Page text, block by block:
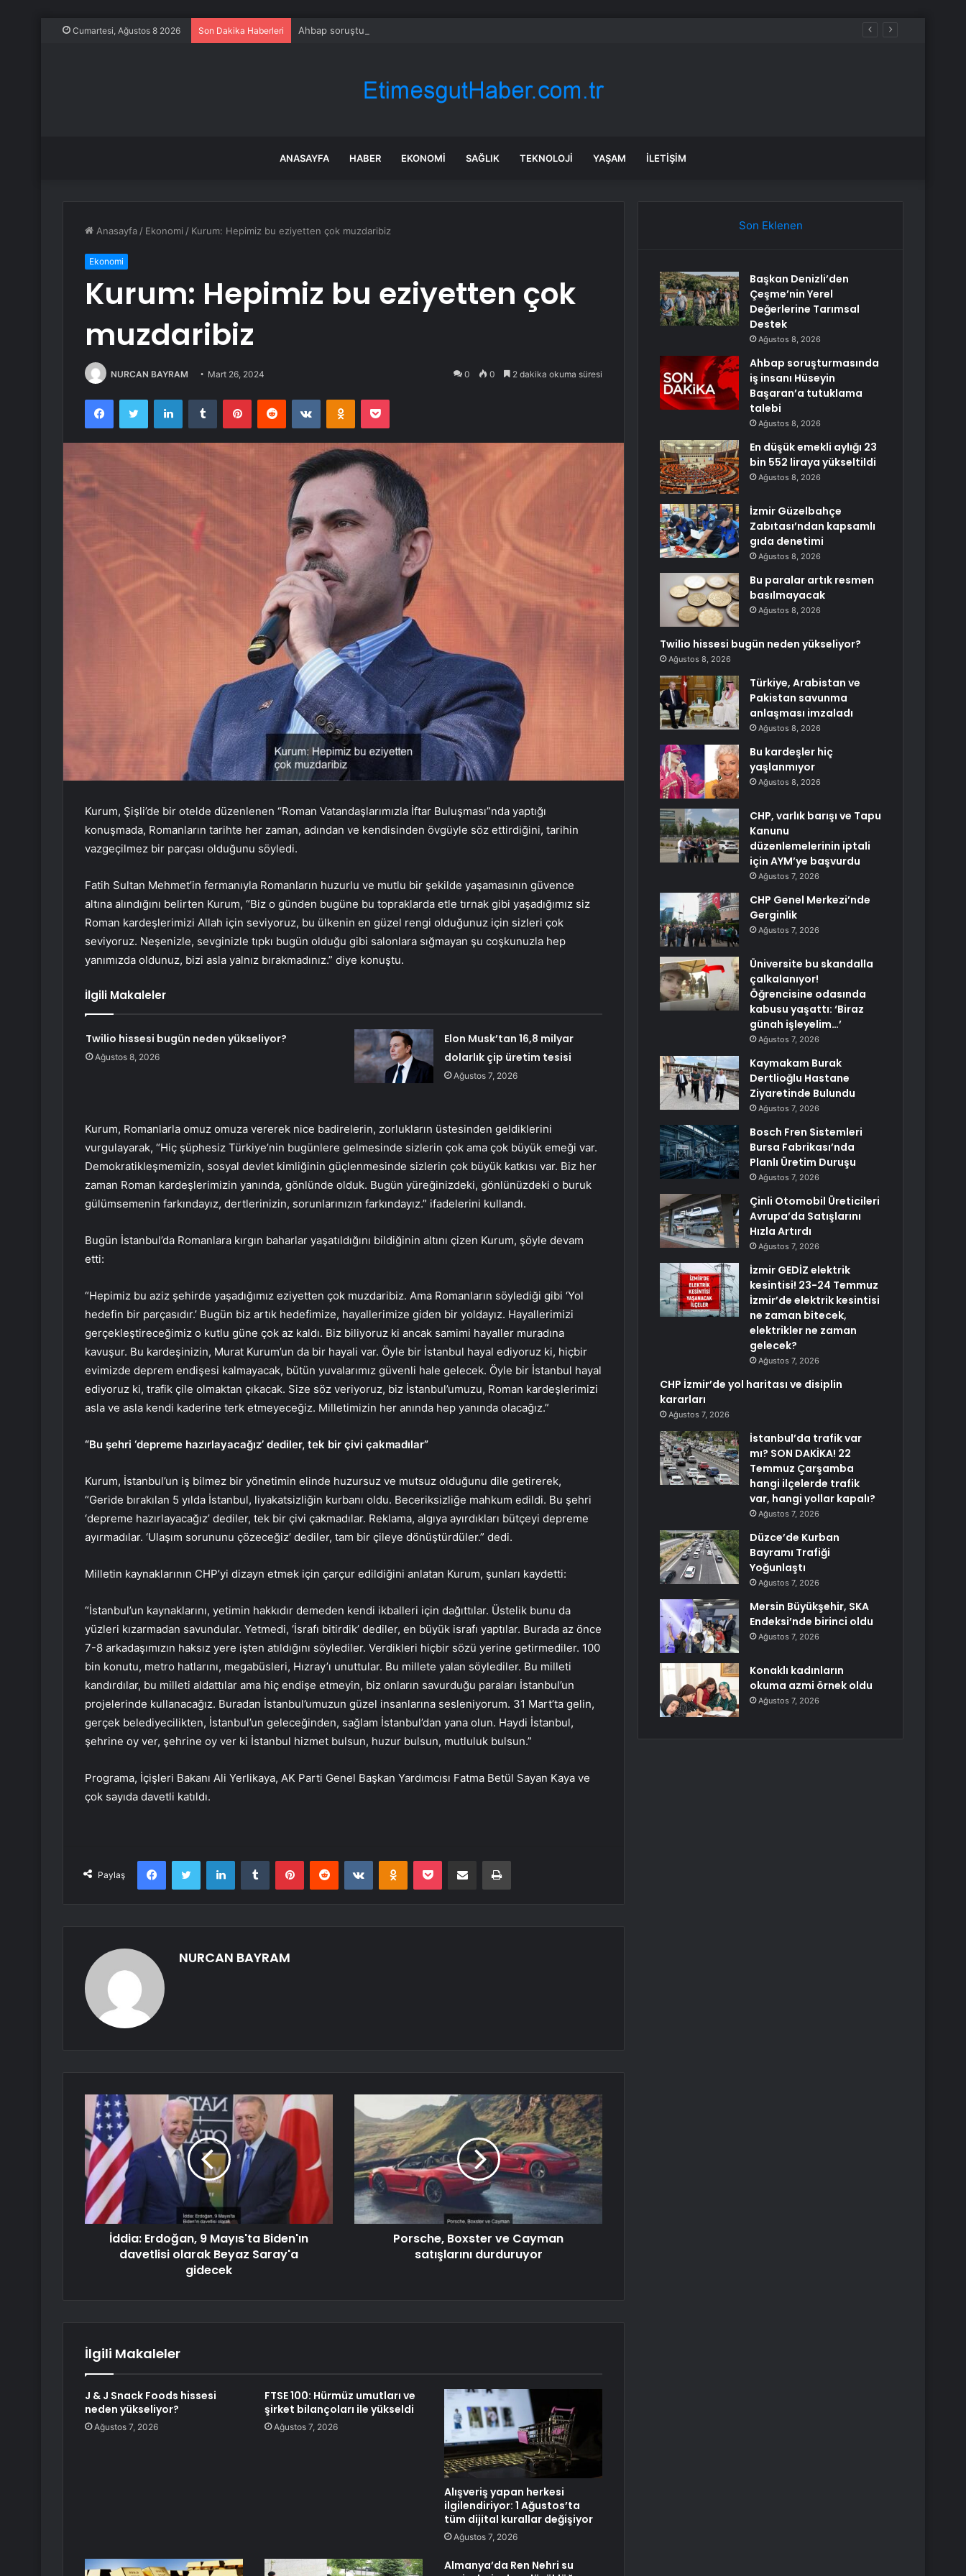
Cumartesi, Ağustos 8 2026 Son Dakika Haberleri Ahbap soruşturmasında iş insanı Hüseyin Başaran’a tutuklama talebi
ANASAYFA HABER EKONOMI SAĞLIK TEKNOLOJI YAŞAM İLETIŞIM
Anasayfa / Ekonomi / Kurum: Hepimiz bu eziyetten çok muzdaribiz
Ekonomi
Kurum: Hepimiz bu eziyetten çok
muzdaribiz
NURCAN BAYRAM Mart 26, 2024 0 0 2 dakika okuma süresi
FacebookTwitter LinkedInTumblr PinterestReddit VKontakteOdnoklassniki
Pocket
Kurum, Şişli’de bir otelde düzenlenen “Roman Vatandaşlarımızla İftar Buluşması”nda yaptığı
konuşmada, Romanların tarihte her zaman, adından ve kendisinden övgüyle söz ettirdiğini, tarihin
vazgeçilmez bir parçası olduğunu söyledi.
Fatih Sultan Mehmet’in fermanıyla Romanların huzurlu ve mutlu bir şekilde yaşamasının güvence
altına alındığını belirten Kurum, “Biz o günden bugüne bu topraklarda etle tırnak gibi yaşadığımız siz
Roman kardeşlerimizi Allah için seviyoruz, bu ülkenin en güzel rengi olduğunuz için sizleri çok
seviyoruz. Neşenizle, sevginizle tıpkı bugün olduğu gibi salonlara sığmayan şu coşkunuzla hep
yanımızda oldunuz, bizi asla yalnız bırakmadınız.” diye konuştu.
İlgili Makaleler
Twilio hissesi bugün neden yükseliyor?
Ağustos 8, 2026
Elon Musk’tan 16,8 milyar
dolarlık çip üretim tesisi
Ağustos 7, 2026
Kurum, Romanlarla omuz omuza vererek nice badirelerin, zorlukların üstesinden geldiklerini
vurgulayarak, “Hiç şüphesiz Türkiye’nin bugünlere gelmesinde sizlerin çok ama çok büyük emeği var.
Demokratikleşmemizin, sosyal devlet kimliğinin güçlenmesinde sizlerin çok büyük katkısı var. Biz her
zaman Roman kardeşlerimizin yanında, gönlünde olduk. Bugün yüreğinizdeki, gönlünüzdeki o buruk
gülümsemenin farkındayız, dertlerinizin, sorunlarınızın farkındayız.” ifadelerini kullandı.
Bugün İstanbul’da Romanlara kırgın baharlar yaşatıldığını bildiğinin altını çizen Kurum, şöyle devam
etti:
“Hepimiz bu aziz şehirde yaşadığımız eziyetten çok muzdaribiz. Ama Romanların söylediği gibi ‘Yol
hedefin bir parçasıdır.’ Bugün biz artık hedefimize, hayallerimize giden bir yoldayız. Hayallerimizi
gerçekleştireceğimiz o kutlu güne çok az kaldı. Biz biliyoruz ki ancak samimi hayaller muradına
kavuşur. Bu kardeşinizin, Murat Kurum’un da bir hayali var. Öyle bir İstanbul hayal ediyoruz ki, hiçbir
evimizde deprem endişesi kalmayacak, bütün yuvalarımız güvenli hale gelecek. Öyle bir İstanbul hayal
ediyoruz ki, trafik çile olmaktan çıkacak. Size söz veriyoruz, biz İstanbul’umuzu, Roman kardeşlerimizi
asla ve asla kendi kaderine terk etmeyeceğiz. Milletimizin her anında hep yanında olacağız.”
“Bu şehri ‘depreme hazırlayacağız’ dediler, tek bir çivi çakmadılar”
Kurum, İstanbul’un iş bilmez bir yönetimin elinde huzursuz ve mutsuz olduğunu dile getirerek,
“Geride bırakılan 5 yılda İstanbul, liyakatsizliğin kurbanı oldu. Beceriksizliğe mahkum edildi. Bu şehri
‘depreme hazırlayacağız’ dediler, tek bir çivi çakmadılar. Reklama, algıya ayırdıkları bütçeyi depreme
ayırmadılar. ‘Ulaşım sorununu çözeceğiz’ dediler, tam bir çileye dönüştürdüler.” dedi.
Milletin kaynaklarının CHP’yi dizayn etmek için çarçur edildiğini anlatan Kurum, şunları kaydetti:
“İstanbul’un kaynaklarını, yetimin hakkıdır demeden kendi ikballeri için dağıttılar. Üstelik bunu da
yüzleri kızarmadan savundular. Yetmedi, ‘İsrafı bitirdik’ dediler, en büyük israfı yaptılar. Burada az önce
7-8 arkadaşımızın haksız yere işten atıldığını söylediler. Verdikleri hiçbir sözü yerine getirmediler. 100
bin konutu, metro hatlarını, megabüsleri, Hızray’ı unuttular. Bu millete yalan söylediler. Bu milleti
kandırdılar, bu milleti aldattılar ama hiç endişe etmeyin, biz onların savurduğu paraları İstanbul’un
projelerinde kullanacağız. Buradan İstanbul’umuzun güzel insanlarına sesleniyorum. 31 Mart’ta gelin,
gerçek belediyecilikten, İstanbul’un geleceğinden, sağlam İstanbul’dan yana olun. Haydi İstanbul,
şehrine oy ver, şehrine oy ver ki İstanbul hizmet bulsun, huzur bulsun, mutluluk bulsun.”
Programa, İçişleri Bakanı Ali Yerlikaya, AK Parti Genel Başkan Yardımcısı Fatma Betül Sayan Kaya ve
çok sayıda davetli katıldı.
Paylaş
FacebookTwitter LinkedInTumblr PinterestReddit VKontakteOdnoklassniki
Pocket E-Posta ile paylaş Yazdır
NURCAN BAYRAM
İddia: Erdoğan, 9 Mayıs'ta Biden'ın
davetlisi olarak Beyaz Saray'a
gidecek
Porsche, Boxster ve Cayman
satışlarını durduruyor
İlgili Makaleler
J & J Snack Foods hissesi
neden yükseliyor?
Ağustos 7, 2026
FTSE 100: Hürmüz umutları ve
şirket bilançoları ile yükseldi
Ağustos 7, 2026
Alışveriş yapan herkesi
ilgilendiriyor: 1 Ağustos’ta
tüm dijital kurallar değişiyor
Ağustos 7, 2026
Almanya’da Ren Nehri su
Son Eklenen
Başkan Denizli’den
Çeşme’nin Yerel
Değerlerine Tarımsal
Destek
Ağustos 8, 2026
Ahbap soruşturmasında
iş insanı Hüseyin
Başaran’a tutuklama
talebi
Ağustos 8, 2026
En düşük emekli aylığı 23
bin 552 liraya yükseltildi
Ağustos 8, 2026
İzmir Güzelbahçe
Zabıtası’ndan kapsamlı
gıda denetimi
Ağustos 8, 2026
Bu paralar artık resmen
basılmayacak
Ağustos 8, 2026
Twilio hissesi bugün neden yükseliyor?
Ağustos 8, 2026
Türkiye, Arabistan ve
Pakistan savunma
anlaşması imzaladı
Ağustos 8, 2026
Bu kardeşler hiç
yaşlanmıyor
Ağustos 8, 2026
CHP, varlık barışı ve Tapu
Kanunu
düzenlemelerinin iptali
için AYM’ye başvurdu
Ağustos 7, 2026
CHP Genel Merkezi’nde
Gerginlik
Ağustos 7, 2026
Üniversite bu skandalla
çalkalanıyor!
Öğrencisine odasında
kabusu yaşattı: ‘Biraz
günah işleyelim…’
Ağustos 7, 2026
Kaymakam Burak
Dertlioğlu Hastane
Ziyaretinde Bulundu
Ağustos 7, 2026
Bosch Fren Sistemleri
Bursa Fabrikası’nda
Planlı Üretim Duruşu
Ağustos 7, 2026
Çinli Otomobil Üreticileri
Avrupa’da Satışlarını
Hızla Artırdı
Ağustos 7, 2026
İzmir GEDİZ elektrik
kesintisi! 23-24 Temmuz
İzmir’de elektrik kesintisi
ne zaman bitecek,
elektrikler ne zaman
gelecek?
Ağustos 7, 2026
CHP İzmir’de yol haritası ve disiplin
kararları
Ağustos 7, 2026
İstanbul’da trafik var
mı? SON DAKİKA! 22
Temmuz Çarşamba
hangi ilçelerde trafik
var, hangi yollar kapalı?
Ağustos 7, 2026
Düzce’de Kurban
Bayramı Trafiği
Yoğunlaştı
Ağustos 7, 2026
Mersin Büyükşehir, SKA
Endeksi’nde birinci oldu
Ağustos 7, 2026
Konaklı kadınların
okuma azmi örnek oldu
Ağustos 7, 2026